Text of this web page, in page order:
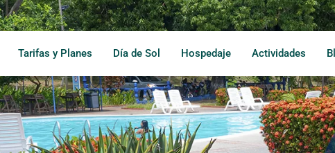
Tarifas y Planes Día de Sol Hospedaje Actividades